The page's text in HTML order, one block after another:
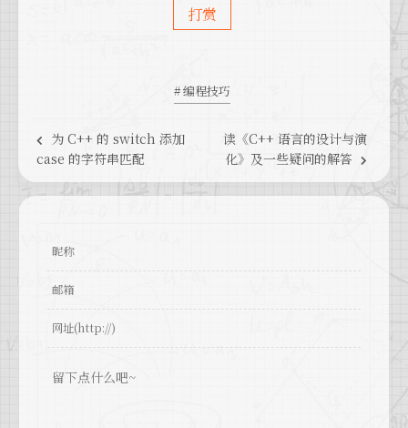
打赏
# 编程技巧
为 C++ 的 switch 添加
case 的字符串匹配
读《C++ 语言的设计与演
化》及一些疑问的解答